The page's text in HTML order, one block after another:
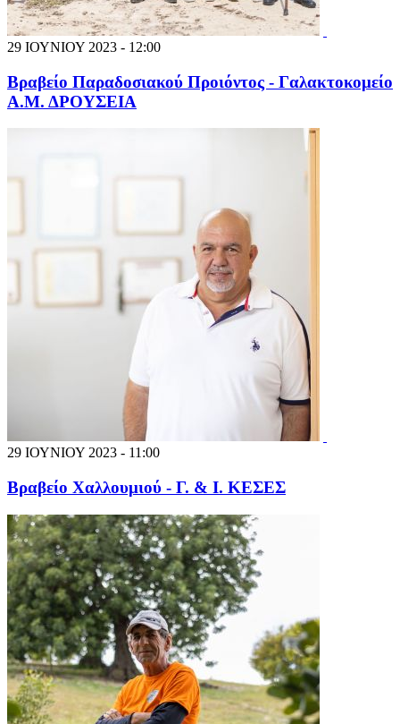
29 ΙΟΥΝΙΟΥ 2023 - 12:00
Βραβείο Παραδοσιακού Προιόντος - Γαλακτοκομείο
Α.Μ. ΔΡΟΥΣΕΙΑ
29 ΙΟΥΝΙΟΥ 2023 - 11:00
Βραβείο Χαλλουμιού - Γ. & Ι. ΚΕΣΕΣ